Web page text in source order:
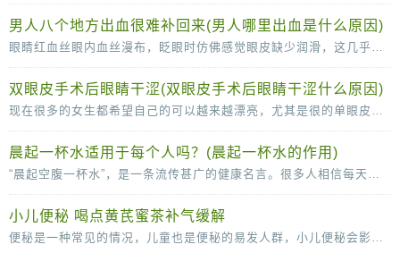
男人八个地方出血很难补回来(男人哪里出血是什么原因)
眼睛红血丝眼内血丝漫布，眨眼时仿佛感觉眼皮缺少润滑，这几乎可以确定眼睛已经感染了。这时应停止视物，敷上一条冷毛巾，稍事缓解，同时涂一些消炎眼膏。切记不能揉眼睛，因为手是脏的
双眼皮手术后眼睛干涩(双眼皮手术后眼睛干涩什么原因)
现在很多的女生都希望自己的可以越来越漂亮，尤其是很的单眼皮女生更是喜欢双眼皮，所以很多人都会选择通过做双眼皮手术的方法变成双眼皮。很多女生在做了双眼皮手术之后，会感觉
晨起一杯水适用于每个人吗？(晨起一杯水的作用)
“晨起空腹一杯水”，是一条流传甚广的健康名言。很多人相信每天的这杯水，可以清肠胃、排毒养颜、稀释血液，甚至还可以减少疾病的发生。那么，晨起一杯水适用于每个人吗？不是的。从
小儿便秘 喝点黄芪蜜茶补气缓解
便秘是一种常见的情况，儿童也是便秘的易发人群，小儿便秘会影响到身心的健康发育，所以小儿出现便秘的时候一定要及时的调理。下面中医就为父母们介绍几款辅助治疗便秘的食疗方，快